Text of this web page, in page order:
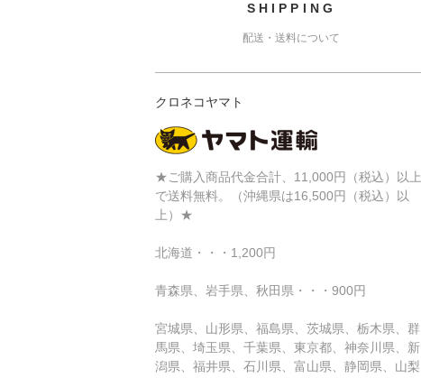
SHIPPING
配送・送料について
クロネコヤマト
★ご購入商品代金合計、11,000円（税込）以上
で送料無料。（沖縄県は16,500円（税込）以
上）★
北海道・・・1,200円
青森県、岩手県、秋田県・・・900円
宮城県、山形県、福島県、茨城県、栃木県、群
馬県、埼玉県、千葉県、東京都、神奈川県、新
潟県、福井県、石川県、富山県、静岡県、山梨